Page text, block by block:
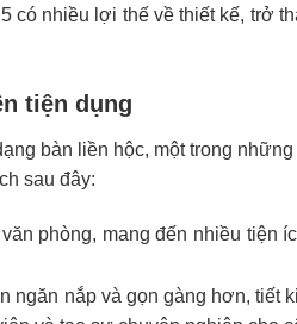
có nhiều lợi thế về thiết kế, trở
tiện dụng
bàn liền hộc, một trong
sau đây:
phòng, mang đến nhiều tiện
ngăn nắp và gọn gàng hơn, tiết